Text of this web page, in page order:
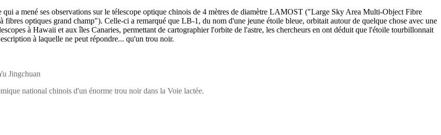
a mené ses observations sur le télescope optique chinois de 4 mètres de diamètre LAMOST ("Large Sky Area Multi-Object Fibre
optiques grand champ"). Celle-ci a remarqué que LB-1, du nom d'une jeune étoile bleue, orbitait autour de quelque chose avec une
à Hawaii et aux îles Canaries, permettant de cartographier l'orbite de l'astre, les chercheurs en ont déduit que l'étoile tourbillonnait
à laquelle ne peut répondre... qu'un trou noir.
Jingchuan
national chinois d'un énorme trou noir dans la Voie lactée.